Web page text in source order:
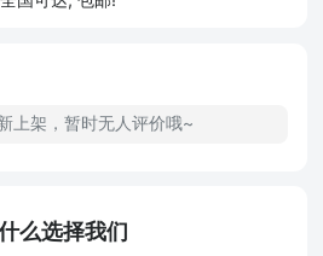
上架，暂时无人评价哦~
么选择我们